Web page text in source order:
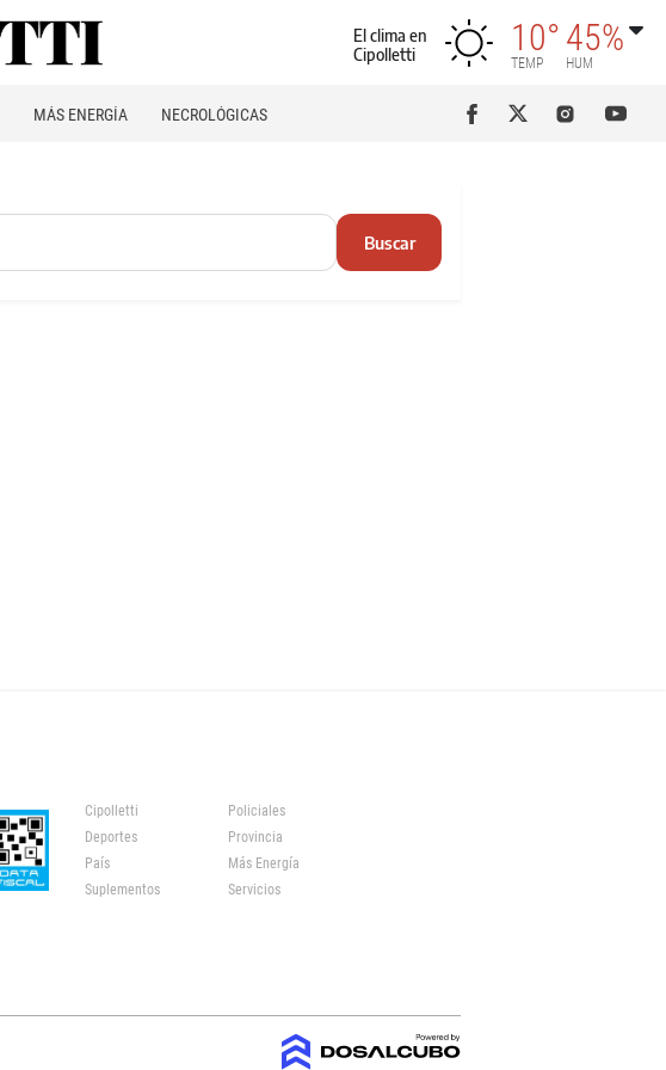
El clima en
Cipolletti
10°
TEMP
45%
HUM
MÁS ENERGÍA NECROLÓGICAS
Buscar
Cipolletti
Policiales
Deportes
Provincia
País
Más Energía
Suplementos
Servicios